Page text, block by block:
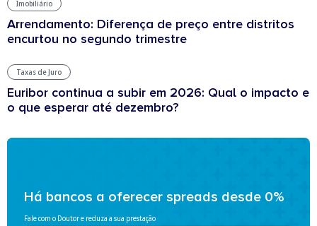
Imobiliário
Arrendamento: Diferença de preço entre distritos
encurtou no segundo trimestre
Taxas de Juro
Euribor continua a subir em 2026: Qual o impacto e
o que esperar até dezembro?
Há bancos a oferecer spreads desde 0%
Fale com o Doutor e reduza a sua prestação